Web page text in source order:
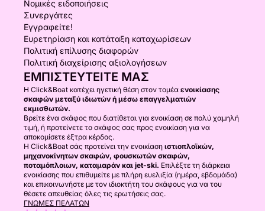
Νομικές ειδοποιήσεις
Συνεργάτες
Εγγραφείτε!
Ευρετηρίαση και κατάταξη καταχωρίσεων
Πολιτική επίλυσης διαφορών
Πολιτική διαχείρισης αξιολογήσεων
ΕΜΠΙΣΤΕΥΤΕΊΤΕ ΜΑΣ
Η Click&Boat κατέχει ηγετική θέση στον τομέα ενοικίασης
σκαφών μεταξύ ιδιωτών ή μέσω επαγγελματιών
εκμισθωτών.
Βρείτε ένα σκάφος που διατίθεται για ενοικίαση σε πολύ χαμηλή
τιμή, ή προτείνετε το σκάφος σας προς ενοικίαση για να
αποκομίσετε έξτρα κέρδος.
Η Click&Boat σάς προτείνει την ενοικίαση ιστιοπλοϊκών,
μηχανοκίνητων σκαφών, φουσκωτών σκαφών,
ποταμόπλοιων, καταμαράν και jet-ski. Επιλέξτε τη διάρκεια
ενοικίασης που επιθυμείτε με πλήρη ευελιξία (ημέρα, εβδομάδα)
και επικοινωνήστε με τον ιδιοκτήτη του σκάφους για να του
θέσετε απευθείας όλες τις ερωτήσεις σας.
ΓΝΏΜΕΣ ΠΕΛΑΤΏΝ